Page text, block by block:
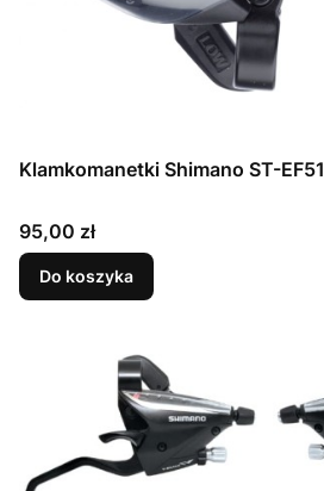
Klamkomanetki Shimano ST-EF51
Cena
95,00 zł
Do koszyka